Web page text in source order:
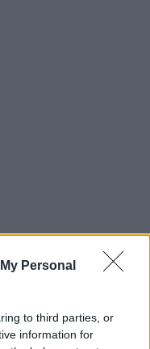
Personal
to third parties, or
information for